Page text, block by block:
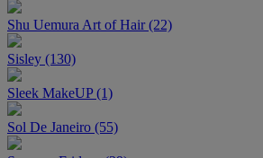
Shu Uemura Art of Hair (22)
Sisley (130)
Sleek MakeUP (1)
Sol De Janeiro (55)